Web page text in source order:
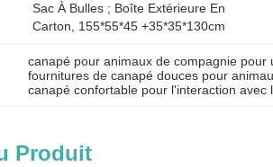
Sac À Bulles ; Boîte Extérieure En
Carton, 155*55*45 +35*35*130cm
canapé pour animaux de compagnie pour
fournitures de canapé douces pour
canapé confortable pour l'interaction avec
Produit